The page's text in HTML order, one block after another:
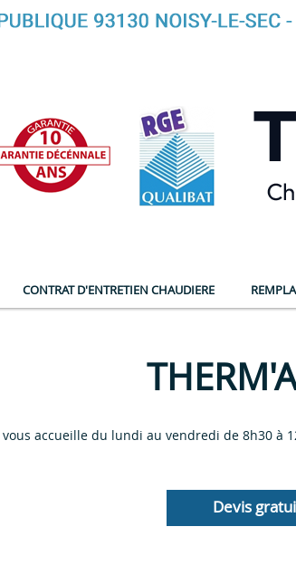
CONTRAT D'ENTRETIEN CHAUDIERE
vous accueille du lundi au vendredi de 8h30 à
Devis